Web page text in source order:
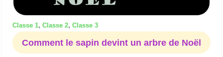
Classe 1, Classe 2, Classe 3
Comment le sapin devint un arbre de Noël